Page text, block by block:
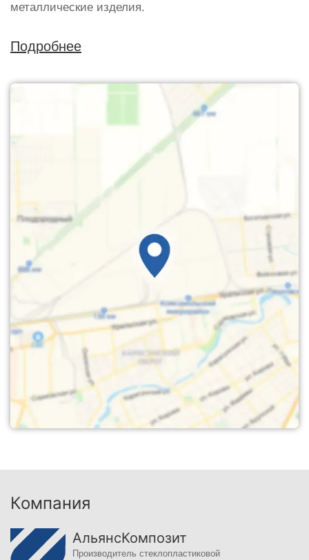
металлические изделия.
Подробнее
Компания
АльянсКомпозит
Производитель стеклопластиковой